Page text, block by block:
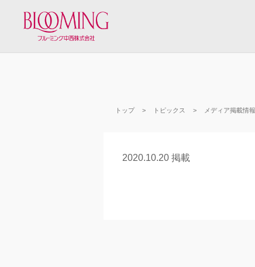
トップ トピックス メディア掲載情報
2020.10.20 掲載